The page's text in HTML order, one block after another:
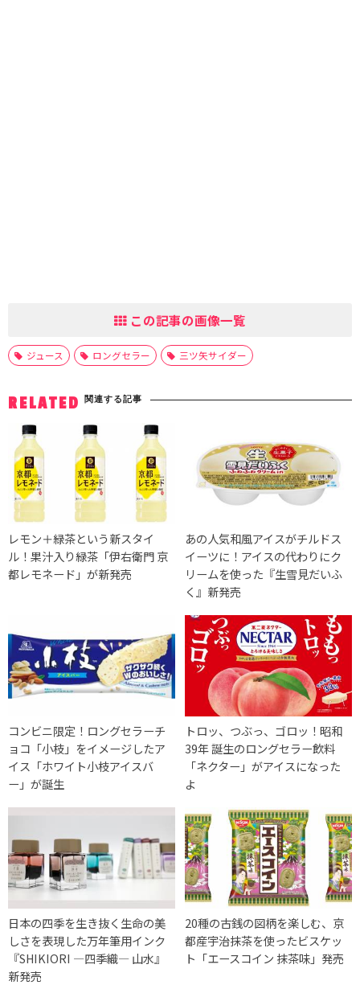
この記事の画像一覧
ジュース ロングセラー 三ツ矢サイダー
RELATED 関連する記事
レモン＋緑茶という新スタイ
ル！果汁入り緑茶「伊右衛門 京
都レモネード」が新発売
あの人気和風アイスがチルドス
イーツに！アイスの代わりにク
リームを使った『生雪見だいふ
く』新発売
コンビニ限定！ロングセラーチ
ョコ「小枝」をイメージしたア
イス「ホワイト小枝アイスバ
ー」が誕生
トロッ、つぶっ、ゴロッ！昭和
39年 誕生のロングセラー飲料
「ネクター」がアイスになった
よ
日本の四季を生き抜く生命の美
しさを表現した万年筆用インク
『SHIKIORI ―四季織― 山水』
新発売
20種の古銭の図柄を楽しむ、京
都産宇治抹茶を使ったビスケッ
ト「エースコイン 抹茶味」発売